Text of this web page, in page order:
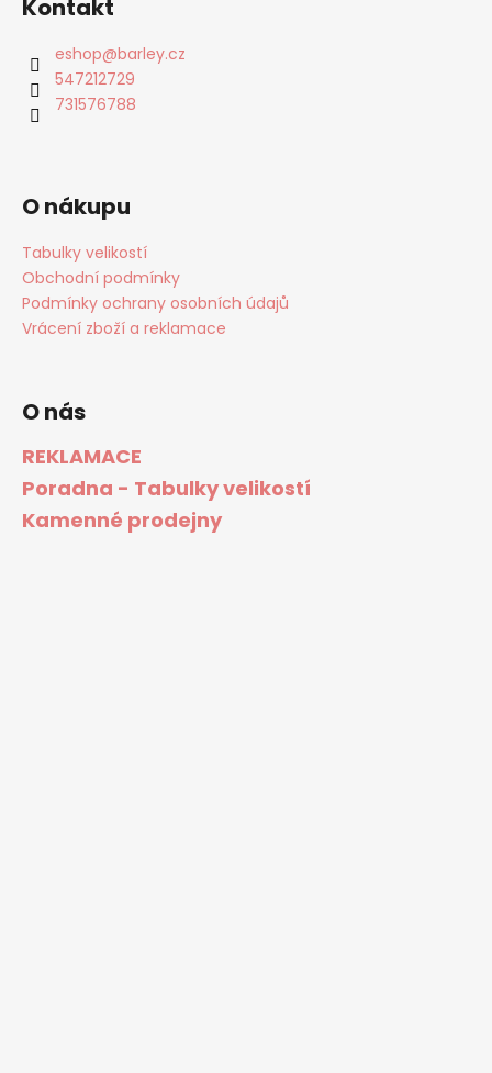
Kontakt
eshop@barley.cz
547212729
731576788
O nákupu
Tabulky velikostí
Obchodní podmínky
Podmínky ochrany osobních údajů
Vrácení zboží a reklamace
O nás
REKLAMACE
Poradna - Tabulky velikostí
Kamenné prodejny